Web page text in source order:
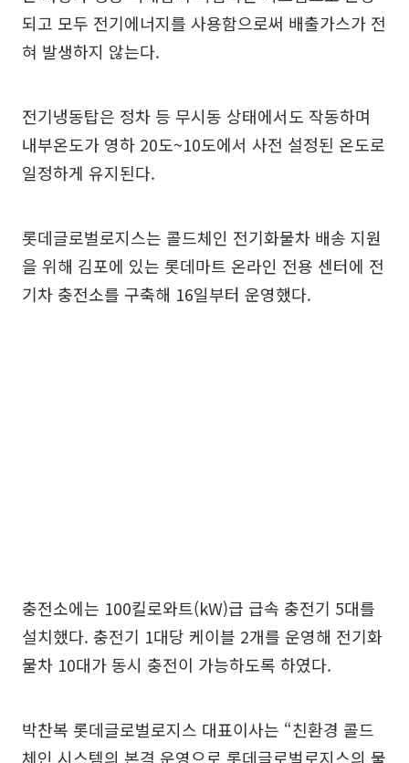
되고 모두 전기에너지를 사용함으로써 배출가스가 전
혀 발생하지 않는다.
전기냉동탑은 정차 등 무시동 상태에서도 작동하며
내부온도가 영하 20도~10도에서 사전 설정된 온도로
일정하게 유지된다.
롯데글로벌로지스는 콜드체인 전기화물차 배송 지원
을 위해 김포에 있는 롯데마트 온라인 전용 센터에 전
기차 충전소를 구축해 16일부터 운영했다.
충전소에는 100킬로와트(kW)급 급속 충전기 5대를
설치했다. 충전기 1대당 케이블 2개를 운영해 전기화
물차 10대가 동시 충전이 가능하도록 하였다.
박찬복 롯데글로벌로지스 대표이사는 “친환경 콜드
체인 시스템의 본격 운영으로 롯데글로벌로지스의 물